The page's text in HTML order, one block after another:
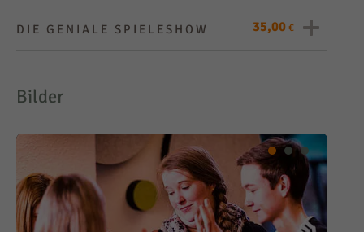
DIE GENIALE SPIELESHOW 35,00€
Person
Anzahl
ca. 2 Std.
Treff vor Beginn
10 Min.
ANGEBOT ANFRAGEN
Bilder